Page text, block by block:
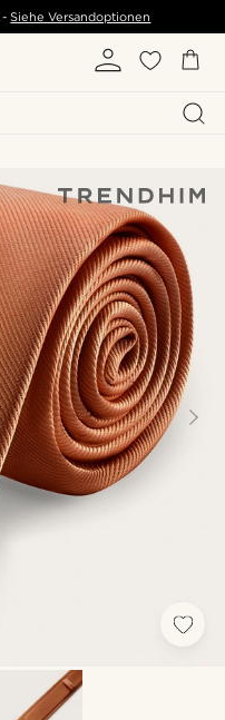
- Siehe Versandoptionen